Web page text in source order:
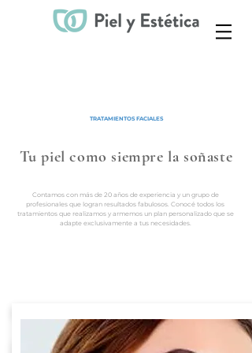
TRATAMIENTOS FACIALES
Tu piel como siempre la soñaste
Contamos con más de 20 años de experiencia y un grupo de
profesionales que logran resultados fabulosos. Conocé todos los
tratamientos que realizamos y armemos un plan personalizado que se
adapte exclusivamente a tus necesidades.